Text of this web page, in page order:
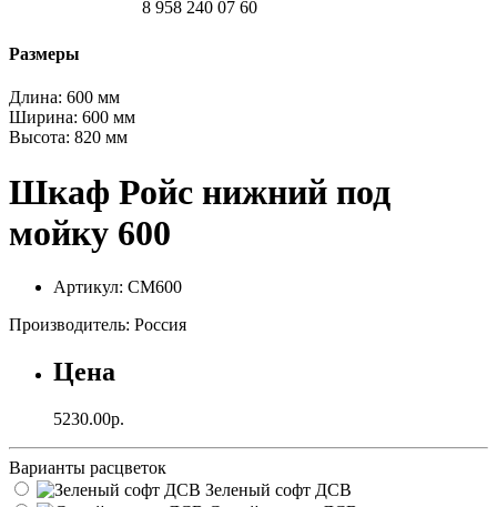
8 958 240 07 60
Размеры
Длина: 600 мм
Ширина: 600 мм
Высота: 820 мм
Шкаф Ройс нижний под
мойку 600
Артикул: СМ600
Производитель: Россия
Цена
5230.00р.
Варианты расцветок
Зеленый софт ДСВ